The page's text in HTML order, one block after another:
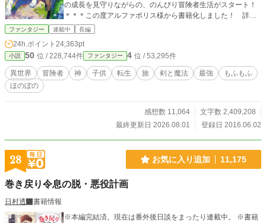
の成長を見守りながらの、のんびり冒険者生活がスタート！
＊＊＊この度アルファポリス様から書籍化しました！ 詳し
くは近況ボードにて！
ファンタジー 連載中 長編
24h.ポイント 24,363pt
小説 50 位 / 228,744件 ファンタジー 4 位 / 53,295件
異世界 冒険者 神 子供 転生 旅 剣と魔法 最強
もふもふ
ほのぼの
感想数 11,064
文字数 2,409,208
最終更新日 2026.08.01
登録日 2016.06.02
28 お気に入り追加 11,175
巻き戻り令息の脱・悪役計画
日村透
書籍情報
※本編完結済。現在は番外後日談をまったり連載中。 ※書籍